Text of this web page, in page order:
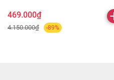
469.000₫
4.150.000₫ -89%